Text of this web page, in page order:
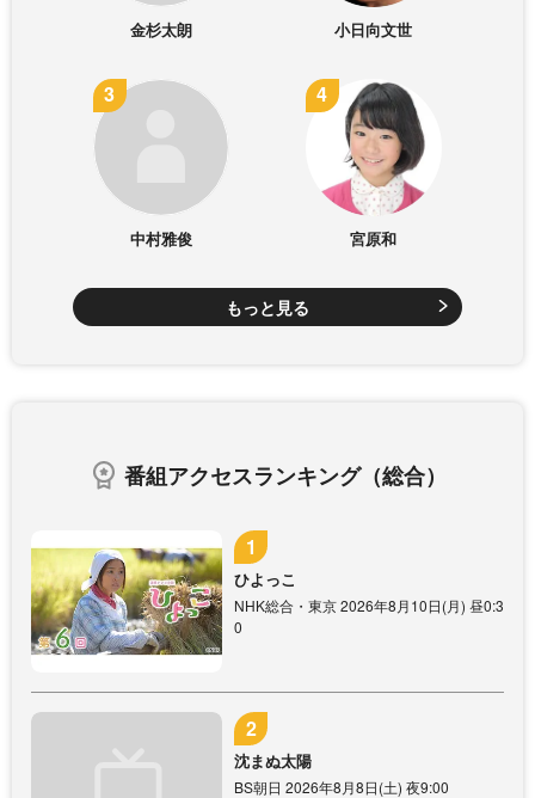
金杉太朗 小日向文世
中村雅俊 宮原和
もっと見る
番組アクセスランキング（総合）
ひよっこ
NHK総合・東京 2026年8月10日(月) 昼0:3
0
沈まぬ太陽
BS朝日 2026年8月8日(土) 夜9:00